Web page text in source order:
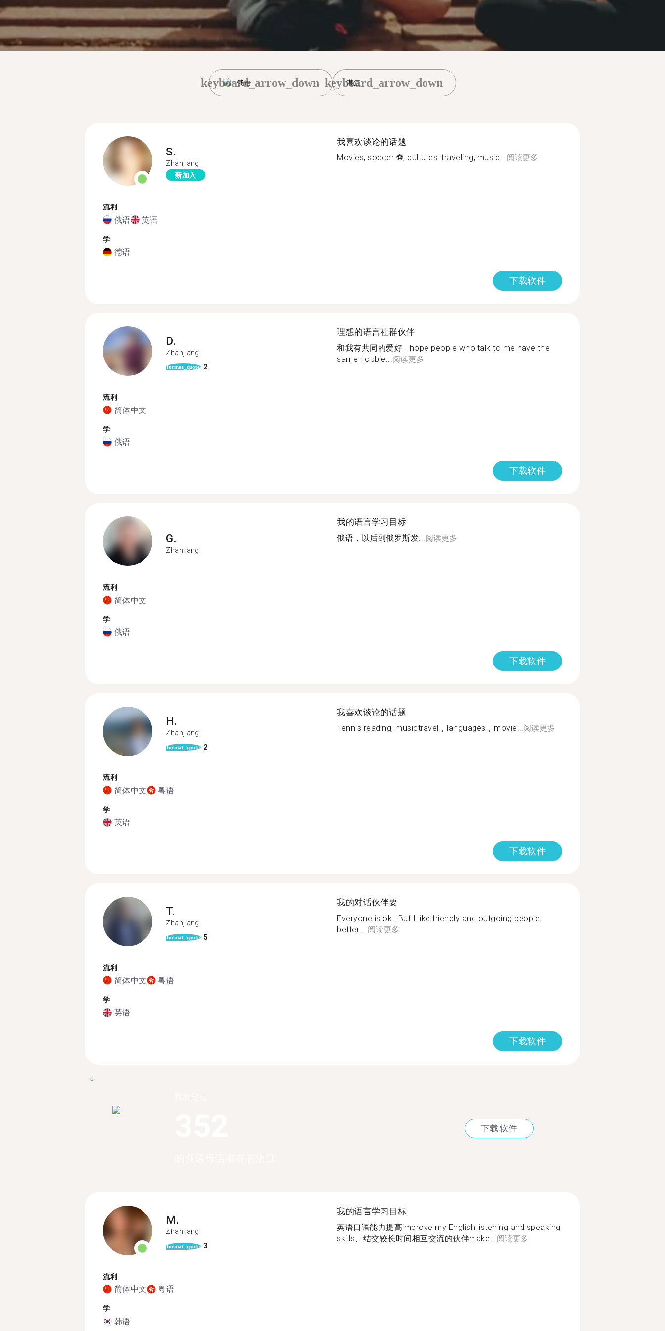
俄语
keyboard_arrow_down 湛江
keyboard_arrow_down
S.
Zhanjiang
新加入
流利
俄语 英语
学
德语
我喜欢谈论的话题
Movies, soccer ⚽, cultures, traveling, music...阅读更多
下载软件
D.
Zhanjiang
format_quote 2
流利
简体中文
学
俄语
理想的语言社群伙伴
和我有共同的爱好 I hope people who talk to me have the
same hobbie...阅读更多
下载软件
G.
Zhanjiang
流利
简体中文
学
俄语
我的语言学习目标
俄语，以后到俄罗斯发...阅读更多
下载软件
H.
Zhanjiang
format_quote 2
流利
简体中文 粤语
学
英语
我喜欢谈论的话题
Tennis reading, musictravel，languages，movie...阅读更多
下载软件
T.
Zhanjiang
format_quote 5
流利
简体中文 粤语
学
英语
我的对话伙伴要
Everyone is ok ! ️But I like friendly and outgoing people
better....阅读更多
下载软件
下载软件
M.
Zhanjiang
format_quote 3
流利
简体中文 粤语
学
韩语
我的语言学习目标
英语口语能力提高improve my English listening and speaking
skills、结交较长时间相互交流的伙伴make... 阅读更多